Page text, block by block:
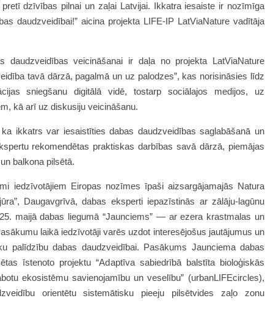
dzīvības pilnai un zaļai Latvijai. Ikkatra iesaiste ir nozīmīga
daudzveidībai!” aicina projekta LIFE-IP LatViaNature vadītāja
daudzveidības veicināšanai ir daļa no projekta LatViaNature
tavā dārzā, pagalmā un uz palodzes”, kas norisināsies līdz
sniegšanu digitālā vidē, tostarp sociālajos medijos, uz
kā arī uz diskusiju veicināšanu.
ikkatrs var iesaistīties dabas daudzveidības saglabāšanā un
rekomendētas praktiskas darbības savā dārzā, piemājas
balkona pilsētā.
iedzīvotājiem Eiropas nozīmes īpaši aizsargājamajās Natura
Daugavgrīvā, dabas eksperti iepazīstinās ar zālāju-lagūnu
maijā dabas liegumā “Jaunciems” — ar ezera krastmalas un
laikā iedzīvotāji varēs uzdot interesējošus jautājumus un
palīdzību dabas daudzveidībai. Pasākums Jaunciema dabas
īstenoto projektu “Adaptīva sabiedrībā balstīta bioloģiskās
ekosistēmu savienojamību un veselību” (urbanLIFEcircles),
orientētu sistemātisku pieeju pilsētvides zaļo zonu